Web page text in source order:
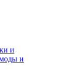
и
и